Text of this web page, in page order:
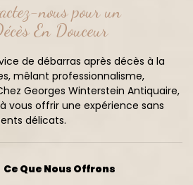
nous pour un
En Douceur
de débarras après décès à la
mêlant professionnalisme,
Georges Winterstein Antiquaire,
vous offrir une expérience sans
délicats.
Ce Que Nous Offrons